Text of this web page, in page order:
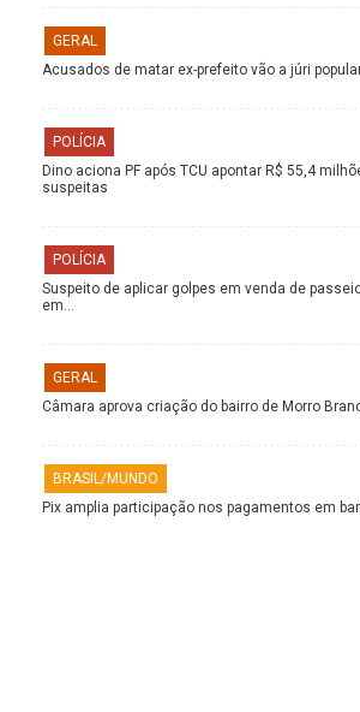
GERAL
Acusados de matar ex-prefeito vão a júri
POLÍCIA
Dino aciona PF após TCU apontar R$ 55,4
suspeitas
POLÍCIA
Suspeito de aplicar golpes em venda de
em…
GERAL
Câmara aprova criação do bairro de Morro
BRASIL/MUNDO
Pix amplia participação nos pagamentos em